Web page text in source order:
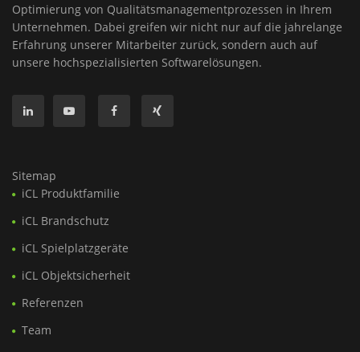
Optimierung von Qualitätsmanagementprozessen in Ihrem
Unternehmen. Dabei greifen wir nicht nur auf die jahrelange
Erfahrung unserer Mitarbeiter zurück, sondern auch auf
unsere hochspezialisierten Softwarelösungen.
Sitemap
iCL Produktfamilie
iCL Brandschutz
iCL Spielplatzgeräte
iCL Objektsicherheit
Referenzen
Team